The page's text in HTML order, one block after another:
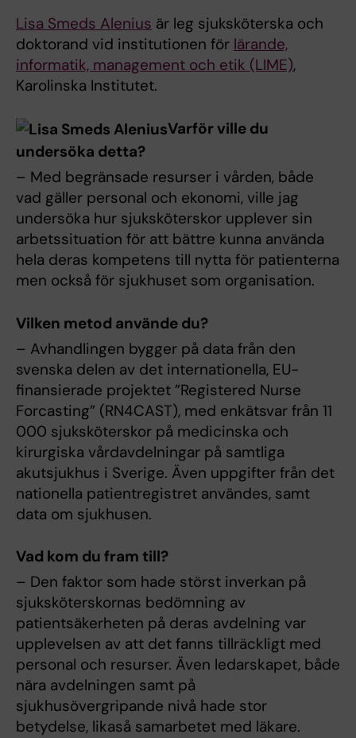
Lisa Smeds Alenius är leg sjuksköterska och
doktorand vid institutionen för lärande,
informatik, management och etik (LIME),
Karolinska Institutet.
Varför ville du
undersöka detta?
– Med begränsade resurser i vården, både
vad gäller personal och ekonomi, ville jag
undersöka hur sjuksköterskor upplever sin
arbetssituation för att bättre kunna använda
hela deras kompetens till nytta för patienterna
men också för sjukhuset som organisation.
Vilken metod använde du?
– Avhandlingen bygger på data från den
svenska delen av det internationella, EU-
finansierade projektet ”Registered Nurse
Forcasting” (RN4CAST), med enkätsvar från 11
000 sjuksköterskor på medicinska och
kirurgiska vårdavdelningar på samtliga
akutsjukhus i Sverige. Även uppgifter från det
nationella patientregistret användes, samt
data om sjukhusen.
Vad kom du fram till?
– Den faktor som hade störst inverkan på
sjuksköterskornas bedömning av
patientsäkerheten på deras avdelning var
upplevelsen av att det fanns tillräckligt med
personal och resurser. Även ledarskapet, både
nära avdelningen samt på
sjukhusövergripande nivå hade stor
betydelse, likaså samarbetet med läkare.